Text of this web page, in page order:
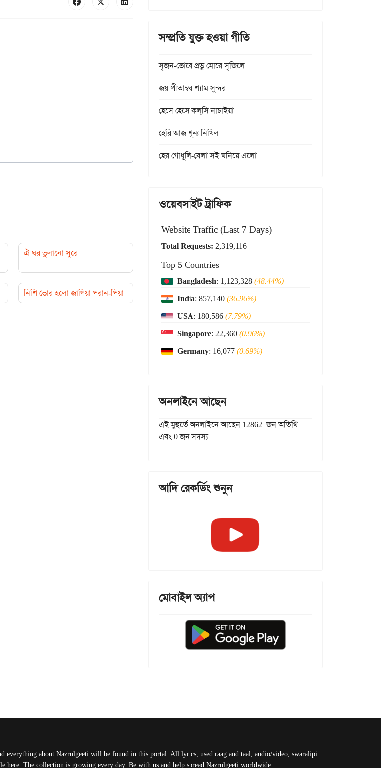
ঐ ঘর ভুলানো সুরে
নিশি ভোর হলো জাগিয়া পরান-পিয়া
সম্প্রতি যুক্ত হওয়া গীতি
সৃজন-ভোরে প্রভু মোরে সৃজিলে
জয় পীতাম্বর শ্যাম সুন্দর
হেসে হেসে কল্‌সি নাচাইয়া
হেরি আজ শূন্য নিখিল
হের গোধূলি-বেলা সই ঘনিয়ে এলো
ওয়েবসাইট ট্রাফিক
Website Traffic (Last 7 Days)
Total Requests: 2,319,116
Top 5 Countries
Bangladesh: 1,123,328(48.44%)
India: 857,140(36.96%)
USA: 180,586(7.79%)
Singapore: 22,360(0.96%)
Germany: 16,077(0.69%)
অনলাইনে আছেন
এই মুহুর্তে অনলাইনে আছেন 12862 জন অতিথি
এবং 0 জন সদস্য
আদি রেকর্ডিং শুনুন
মোবাইল অ্যাপ
everything about Nazrulgeeti will be found in this portal. All lyrics, used raag and taal, audio/video, swaralipi
here. The collection is growing every day. Be with us and help spread Nazrulgeeti worldwide.